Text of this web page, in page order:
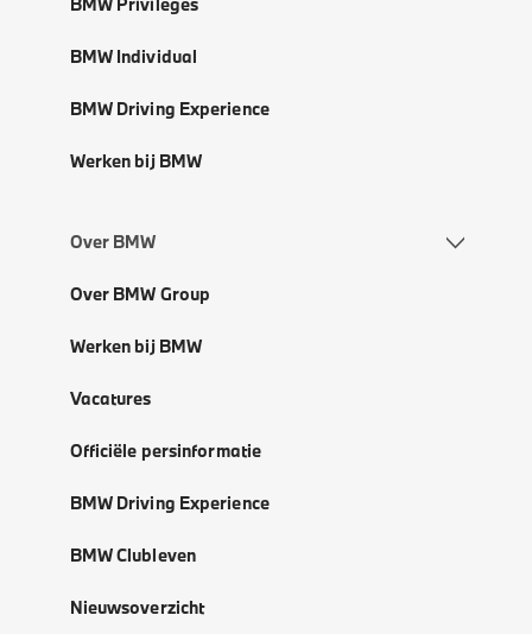
BMW Individual
BMW Driving Experience
Werken bij BMW
Over BMW
Over BMW Group
Werken bij BMW
Vacatures
Officiële persinformatie
BMW Driving Experience
BMW Clubleven
Nieuwsoverzicht